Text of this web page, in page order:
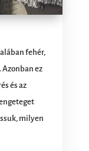
fehér,
ez
és az
milyen